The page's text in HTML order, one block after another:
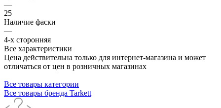
—
25
Наличие фаски
—
4-х сторонняя
Все характеристики
Цена действительна только для интернет-магазина и может
отличаться от цен в розничных магазинах
Все товары категории
Все товары бренда Tarkett